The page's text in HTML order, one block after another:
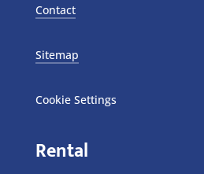
Contact
Sitemap
Cookie Settings
Rental